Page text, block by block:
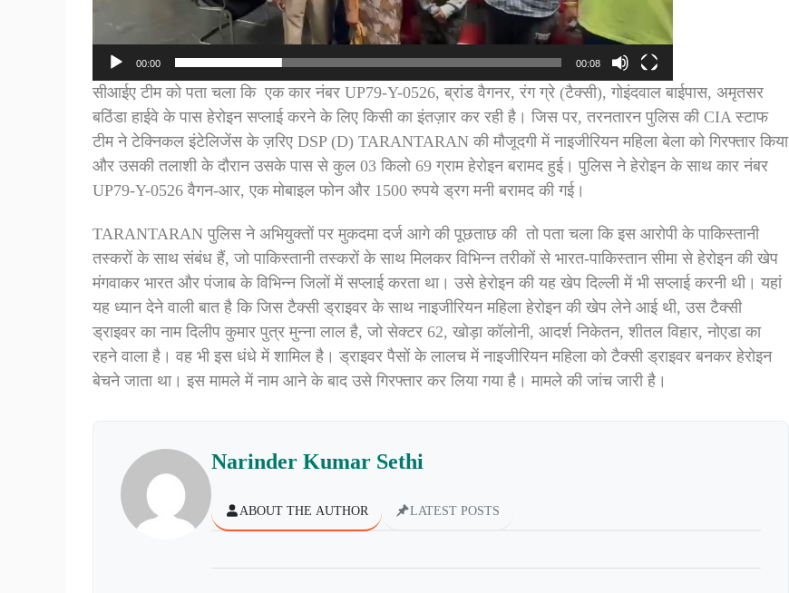
00:00 00:08
सीआईए टीम को पता चला कि एक कार नंबर UP79-Y-0526, ब्रांड वैगनर, रंग ग्रे (टैक्सी), गोइंदवाल बाईपास, अमृतसर
बठिंडा हाईवे के पास हेरोइन सप्लाई करने के लिए किसी का इंतज़ार कर रही है। जिस पर, तरनतारन पुलिस की CIA स्टाफ
टीम ने टेक्निकल इंटेलिजेंस के ज़रिए DSP (D) TARANTARAN की मौजूदगी में नाइजीरियन महिला बेला को गिरफ्तार किया
और उसकी तलाशी के दौरान उसके पास से कुल 03 किलो 69 ग्राम हेरोइन बरामद हुई। पुलिस ने हेरोइन के साथ कार नंबर
UP79-Y-0526 वैगन-आर, एक मोबाइल फोन और 1500 रुपये ड्रग मनी बरामद की गई।
TARANTARAN पुलिस ने अभियुक्तों पर मुकदमा दर्ज आगे की पूछताछ की तो पता चला कि इस आरोपी के पाकिस्तानी
तस्करों के साथ संबंध हैं, जो पाकिस्तानी तस्करों के साथ मिलकर विभिन्न तरीकों से भारत-पाकिस्तान सीमा से हेरोइन की खेप
मंगवाकर भारत और पंजाब के विभिन्न जिलों में सप्लाई करता था। उसे हेरोइन की यह खेप दिल्ली में भी सप्लाई करनी थी। यहां
यह ध्यान देने वाली बात है कि जिस टैक्सी ड्राइवर के साथ नाइजीरियन महिला हेरोइन की खेप लेने आई थी, उस टैक्सी
ड्राइवर का नाम दिलीप कुमार पुत्र मुन्ना लाल है, जो सेक्टर 62, खोड़ा कॉलोनी, आदर्श निकेतन, शीतल विहार, नोएडा का
रहने वाला है। वह भी इस धंधे में शामिल है। ड्राइवर पैसों के लालच में नाइजीरियन महिला को टैक्सी ड्राइवर बनकर हेरोइन
बेचने जाता था। इस मामले में नाम आने के बाद उसे गिरफ्तार कर लिया गया है। मामले की जांच जारी है।
Narinder Kumar Sethi
ABOUT THE AUTHOR LATEST POSTS